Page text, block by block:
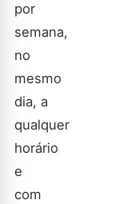
por
semana,
no
mesmo
dia, a
qualquer
horário
e
com